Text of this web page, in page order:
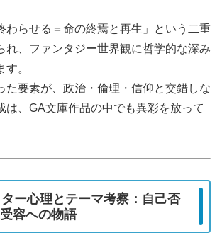
わらせる＝命の終焉と再生」という二重
れ、ファンタジー世界観に哲学的な深み
。
た要素が、政治・倫理・信仰と交錯しな
は、GA文庫作品の中でも異彩を放って
ー心理とテーマ考察：自己否
容への物語